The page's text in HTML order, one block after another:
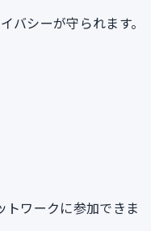
バシーが守られます。
ワークに参加できま